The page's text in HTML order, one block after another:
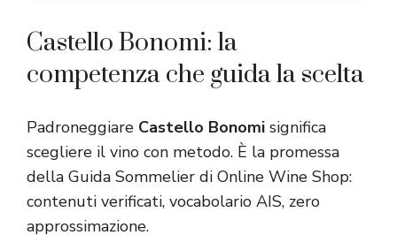
Castello Bonomi: la
competenza che guida la scelta
Padroneggiare Castello Bonomi significa
scegliere il vino con metodo. È la promessa
della Guida Sommelier di Online Wine Shop:
contenuti verificati, vocabolario AIS, zero
approssimazione.